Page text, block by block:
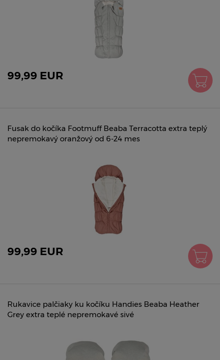
99,99 EUR
Fusak do kočíka Footmuff Beaba Terracotta extra teplý
nepremokavý oranžový od 6-24 mes
99,99 EUR
Rukavice palčiaky ku kočíku Handies Beaba Heather
Grey extra teplé nepremokavé sivé